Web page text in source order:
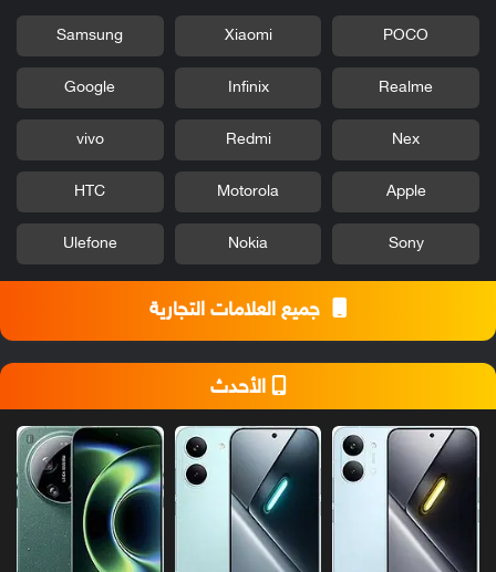
POCO
Xiaomi
Samsung
Realme
Infinix
Google
Nex
Redmi
vivo
Apple
Motorola
HTC
Sony
Nokia
Ulefone
جميع العلامات التجارية
الأحدث